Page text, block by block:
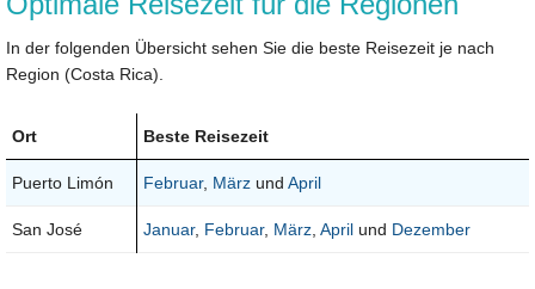
In der folgenden Übersicht sehen Sie die beste Reisezeit je nach
Region (Costa Rica).
Ort Beste Reisezeit
Puerto Limón Februar, März und April
San José Januar, Februar, März April und Dezember